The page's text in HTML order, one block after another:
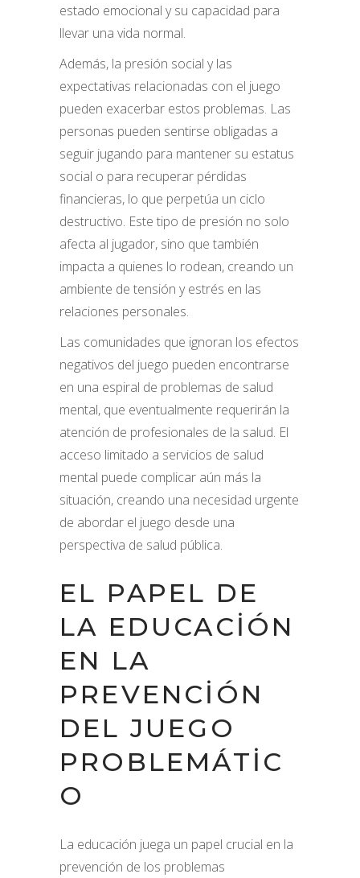
estado emocional y su capacidad para
llevar una vida normal.
Además, la presión social y las
expectativas relacionadas con el juego
pueden exacerbar estos problemas. Las
personas pueden sentirse obligadas a
seguir jugando para mantener su estatus
social o para recuperar pérdidas
financieras, lo que perpetúa un ciclo
destructivo. Este tipo de presión no solo
afecta al jugador, sino que también
impacta a quienes lo rodean, creando un
ambiente de tensión y estrés en las
relaciones personales.
Las comunidades que ignoran los efectos
negativos del juego pueden encontrarse
en una espiral de problemas de salud
mental, que eventualmente requerirán la
atención de profesionales de la salud. El
acceso limitado a servicios de salud
mental puede complicar aún más la
situación, creando una necesidad urgente
de abordar el juego desde una
perspectiva de salud pública.
EL PAPEL DE
LA EDUCACIÓN
EN LA
PREVENCIÓN
DEL JUEGO
PROBLEMÁTIC
O
La educación juega un papel crucial en la
prevención de los problemas